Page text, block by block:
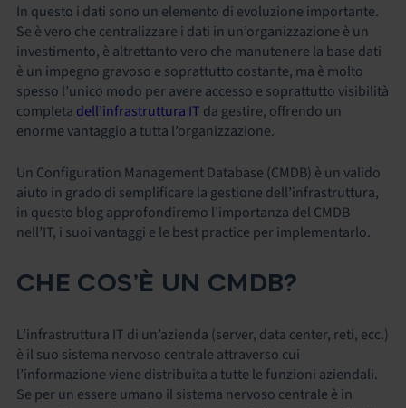
In questo i dati sono un elemento di evoluzione importante.
Se è vero che centralizzare i dati in un’organizzazione è un
investimento, è altrettanto vero che manutenere la base dati
è un impegno gravoso e soprattutto costante, ma è molto
spesso l’unico modo per avere accesso e soprattutto visibilità
completa dell’infrastruttura IT da gestire, offrendo un
enorme vantaggio a tutta l’organizzazione.
Un Configuration Management Database (CMDB) è un valido
aiuto in grado di semplificare la gestione dell’infrastruttura,
in questo blog approfondiremo l’importanza del CMDB
nell’IT, i suoi vantaggi e le best practice per implementarlo.
CHE COS’È UN CMDB?
L’infrastruttura IT di un’azienda (server, data center, reti, ecc.)
è il suo sistema nervoso centrale attraverso cui
l’informazione viene distribuita a tutte le funzioni aziendali.
Se per un essere umano il sistema nervoso centrale è in